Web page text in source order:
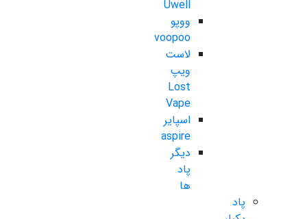
Uwell
ووپو
voopoo
لاست
ویپ
Lost
Vape
اسپایر
aspire
دیگر
پاد
ها
پاد